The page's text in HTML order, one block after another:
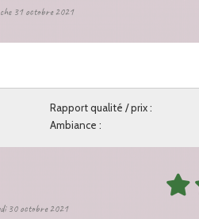
31 octobre 2021
Rapport qualité / prix :
Ambiance :
30 octobre 2021